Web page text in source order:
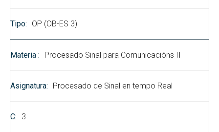
OP (OB-ES 3)
Procesado Sinal para Comunicacións II
Procesado de Sinal en tempo Real
3